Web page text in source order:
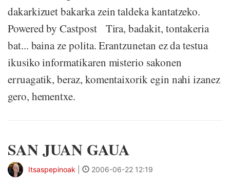
dakarkizuet bakarka zein taldeka kantatzeko.
Powered by Castpost Tira, badakit, tontakeria
bat... baina ze polita. Erantzunetan ez da testua
ikusiko informatikaren misterio sakonen
erruagatik, beraz, komentaixorik egin nahi izanez
gero, hementxe.
SAN JUAN GAUA
Itsaspepinoak 2006-06-22 12:19